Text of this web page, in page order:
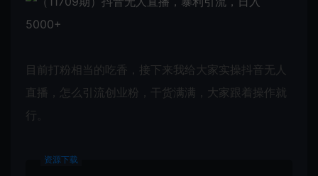
目前打粉相当的吃香，接下来我给大家实操抖音无人
直播，怎么引流创业粉，干货满满，大家跟着操作就
行。
资源下载